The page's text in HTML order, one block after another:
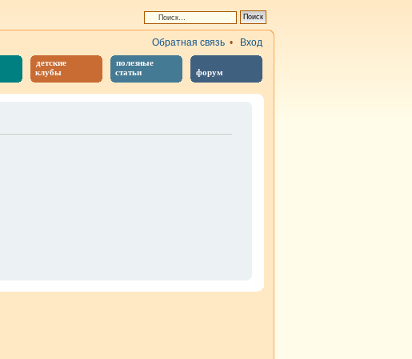
детские
клубы
полезные
статьи
форум
Обратная связь • Вход